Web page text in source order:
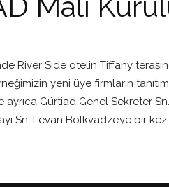
River Side otelin Tiffany
yeni üye firmların
ayrıca Gürtiad Genel Sekreter
Sn. Levan Bolkvadze’ye bir